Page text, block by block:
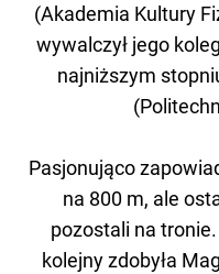
(Akademia Kultury
wywalczył jego
najniższym
Pasjonująco
na 800 m, ale
pozostali na
kolejny zdobyła